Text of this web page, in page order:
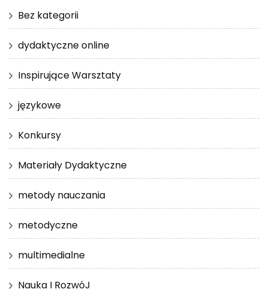
Bez kategorii
dydaktyczne online
Inspirujące Warsztaty
językowe
Konkursy
Materiały Dydaktyczne
metody nauczania
metodyczne
multimedialne
Nauka I RozwóJ